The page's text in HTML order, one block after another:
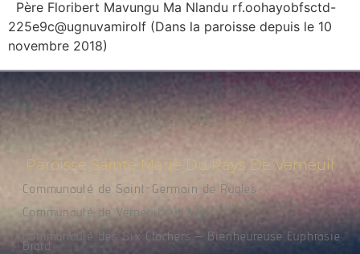
Père Floribert Mavungu Ma Nlandu rf.oohayobfsctd-
225e9c@ugnuvamirolf (Dans la paroisse depuis le 10
novembre 2018)
Paroisse Sainte Marie Du Pays De Verneuil
Communauté de Saint-Germain de Rugles
Communauté de Verneuil sur Avre
Communauté des Six Clochers – Bienheureuse Euphrasie
Brard